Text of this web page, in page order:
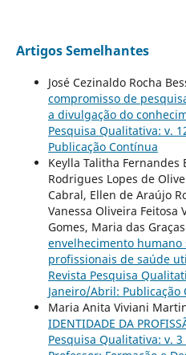
Artigos Semelhantes
José Cezinaldo Rocha
compromisso de
a divulgação do
Pesquisa Qualitativa: v.
Publicação Contínua
Keylla Talitha Fernandes
Rodrigues Lopes de
Cabral, Ellen de Araújo
Vanessa Oliveira Feitosa
Gomes, Maria das
envelhecimento humano
profissionais de saúde
Revista Pesquisa
Janeiro/Abril: Publicação
Maria Anita Viviani
IDENTIDADE DA
Pesquisa Qualitativa: v.